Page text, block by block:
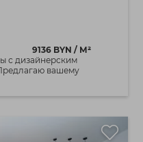
9136 BYN / М²
с дизайнерским
вашему